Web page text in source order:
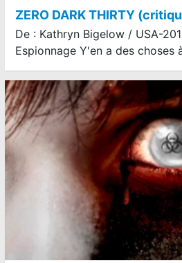
ZERO DARK THIRTY
De : Kathryn Bigelow / USA-
Espionnage Y'en a des choses